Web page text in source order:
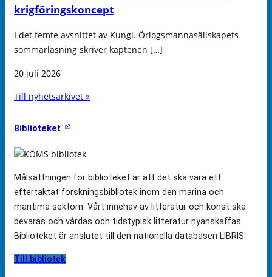
krigföringskoncept
I det femte avsnittet av Kungl. Örlogsmannasällskapets
sommarläsning skriver kaptenen […]
20 juli 2026
Till nyhetsarkivet »
Biblioteket
Målsättningen för biblioteket är att det ska vara ett
eftertaktat forskningsbibliotek inom den marina och
maritima sektorn. Vårt innehav av litteratur och konst ska
bevaras och vårdas och tidstypisk litteratur nyanskaffas.
Biblioteket är anslutet till den nationella databasen LIBRIS.
Till bibliotek